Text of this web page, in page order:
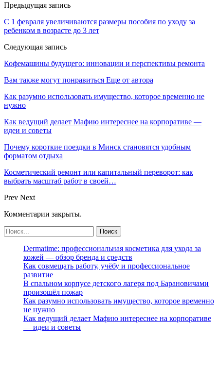
Предыдущая запись
С 1 февраля увеличиваются размеры пособия по уходу за
ребенком в возрасте до 3 лет
Следующая запись
Кофемашины будущего: инновации и перспективы ремонта
Вам также могут понравиться Еще от автора
Как разумно использовать имущество, которое временно не
нужно
Как ведущий делает Мафию интереснее на корпоративе —
идеи и советы
Почему короткие поездки в Минск становятся удобным
форматом отдыха
Косметический ремонт или капитальный переворот: как
выбрать масштаб работ в своей…
Prev Next
Комментарии закрыты.
Dermatime: профессиональная косметика для ухода за
кожей — обзор бренда и средств
Как совмещать работу, учёбу и профессиональное
развитие
В спальном корпусе детского лагеря под Барановичами
произошёл пожар
Как разумно использовать имущество, которое временно
не нужно
Как ведущий делает Мафию интереснее на корпоративе
— идеи и советы